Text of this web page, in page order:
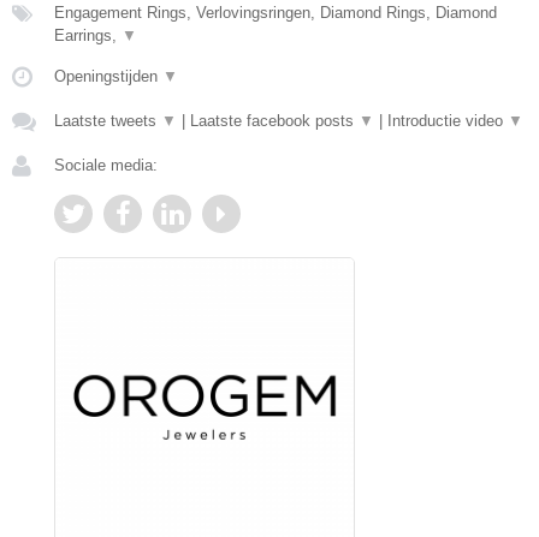
Engagement Rings, Verlovingsringen, Diamond Rings, Diamond
Earrings, ▼
Openingstijden ▼
Laatste tweets ▼ Laatste facebook posts ▼ Introductie video ▼
Sociale media: